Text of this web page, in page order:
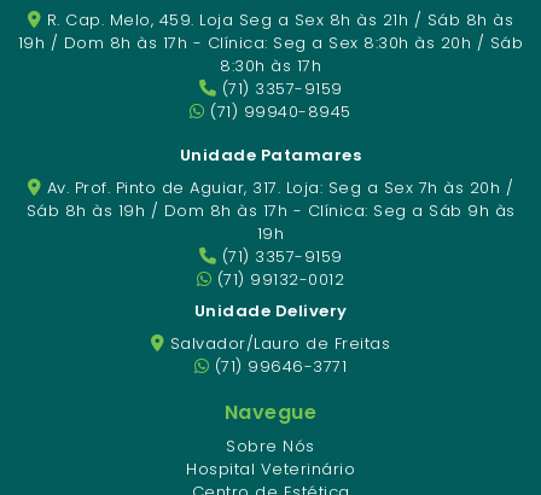
R. Cap. Melo, 459. Loja Seg a Sex 8h às 21h / Sáb 8h às
19h / Dom 8h às 17h - Clínica: Seg a Sex 8:30h às 20h / Sáb
8:30h às 17h
(71) 3357-9159
(71) 99940-8945
Unidade Patamares
Av. Prof. Pinto de Aguiar, 317. Loja: Seg a Sex 7h às 20h /
Sáb 8h às 19h / Dom 8h às 17h - Clínica: Seg a Sáb 9h às
19h
(71) 3357-9159
(71) 99132-0012
Unidade Delivery
Salvador/Lauro de Freitas
(71) 99646-3771
Navegue
Sobre Nós
Hospital Veterinário